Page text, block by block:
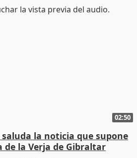
02:50
saluda la noticia que supone
de la Verja de Gibraltar